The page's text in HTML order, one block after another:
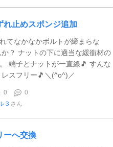
れ止めスポンジ追加
てなかなかボルトが締まらな
？ ナットの下に適当な緩衝材の
端子とナットが一直線🎵 すんな
スフリー🎵＼(^o^)／
0
0
３ さん
ーへ交換